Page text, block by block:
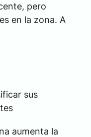
pero
en la zona. A
sus
aumenta la